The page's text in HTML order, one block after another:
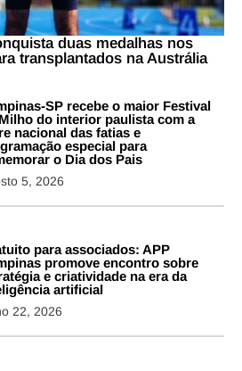
duas medalhas nos
transplantados na Austrália
SP recebe o maior Festival
do interior paulista com a
nacional das fatias e
especial para
o Dia dos Pais
5, 2026
para associados: APP
promove encontro sobre
e criatividade na era da
artificial
22, 2026